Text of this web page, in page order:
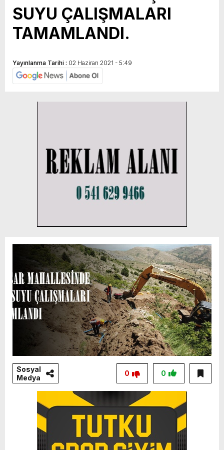
SUYU ÇALIŞMALARI
TAMAMLANDI.
Yayınlanma Tarihi : 02 Haziran 2021 - 5:49
Sosyal
Medya
0
0